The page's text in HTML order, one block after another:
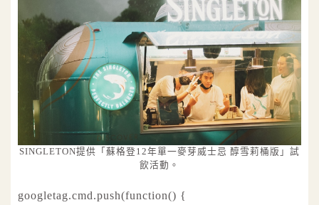
SINGLETON提供「蘇格登12年單一麥芽威士忌 醇雪莉桶版」試
飲活動。
googletag.cmd.push(function() {